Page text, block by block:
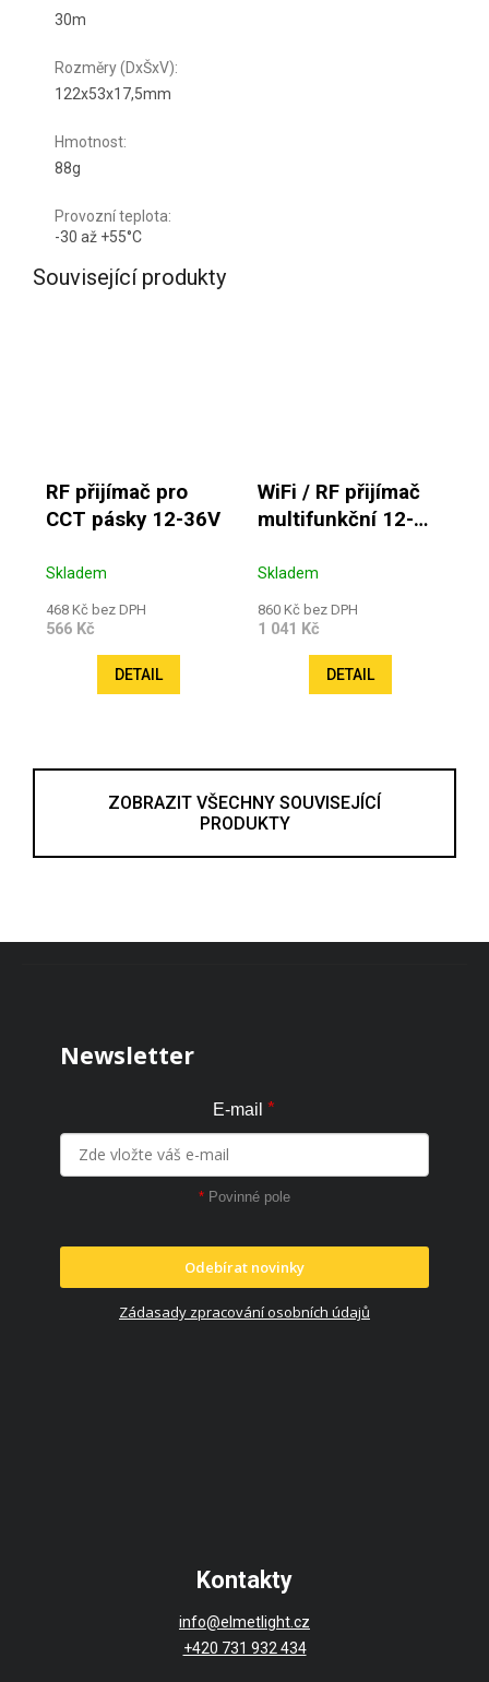
30m
Rozměry (DxŠxV):
122x53x17,5mm
Hmotnost:
88g
Provozní teplota:
-30 až +55°C
Související produkty
RF přijímač pro
CCT pásky 12-36V
Skladem
468 Kč bez DPH
566 Kč
DETAIL
WiFi / RF přijímač
multifunkční 12-
Skladem
860 Kč bez DPH
1 041 Kč
DETAIL
ZOBRAZIT VŠECHNY SOUVISEJÍCÍ
PRODUKTY
Newsletter
E-mail *
* Povinné pole
Odebírat novinky
Zádasady zpracování osobních údajů
Kontakty
info@elmetlight.cz
+420 731 932 434